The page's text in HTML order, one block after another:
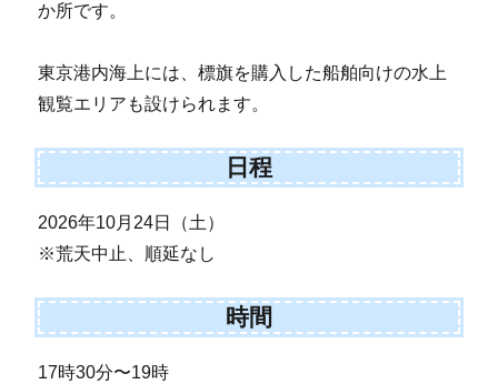
か所です。
東京港内海上には、標旗を購入した船舶向けの水上
観覧エリアも設けられます。
日程
2026年10月24日（土）
※荒天中止、順延なし
時間
17時30分〜19時